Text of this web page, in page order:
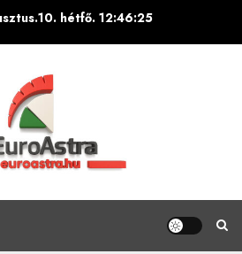
hétfő.12:46:26